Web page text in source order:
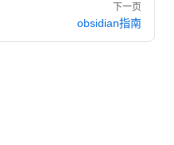
下一页
obsidian指南